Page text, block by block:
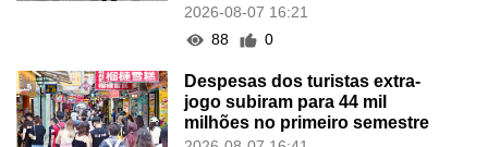
2026-08-07 16:21
88
0
Despesas dos turistas extra-
jogo subiram para 44 mil
milhões no primeiro semestre